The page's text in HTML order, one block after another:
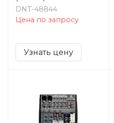
DNT-48844
Цена по запросу
Узнать цену